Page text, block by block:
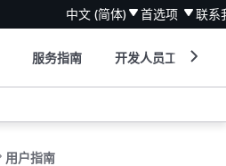
中文 (简体) 首选项 联系
服务指南 开发人员工具
用户指南